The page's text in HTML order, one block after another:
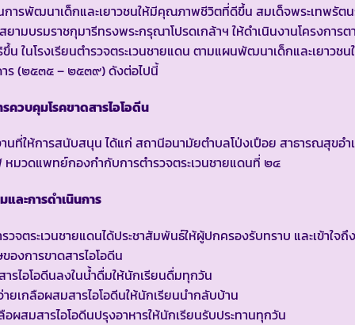
การพัฒนาเด็กและเยาวชนให้มีคุณภาพชีวิตที่ดีขึ้น สมเด็จพระเทพรัต
ยามบรมราชกุมารีทรงพระกรุณาโปรดเกล้าฯ ให้ดำเนินงานโครงการต
ขึ้น ในโรงเรียนตำรวจตระเวนชายแดน ตามแผนพัฒนาเด็กและเยาวช
ร (๒๕๓๕ – ๒๕๓๙) ดังต่อไปนี้
รควบคุมโรคขาดสารไอโอดีน
นที่ให้การสนับสนุน ได้แก่ สถานีอนามัยตำบลโป่งเปือย สาธารณสุขอำ
มวดแพทย์กองกำกับการตำรวจตระเวนชายแดนที่ ๒๔
และการดำเนินการ
วจตระเวนชายแดนได้ประชาสัมพันธ์ให้ผู้ปกครองรับทราบ และเข้าใจ
องการขาดสารไอโอดีน
รไอโอดีนลงในน้ำดื่มให้นักเรียนดื่มทุกวัน
ยเกลือผสมสารไอโอดีนให้นักเรียนนำกลับบ้าน
อผสมสารไอโอดีนปรุงอาหารให้นักเรียนรับประทานทุกวัน